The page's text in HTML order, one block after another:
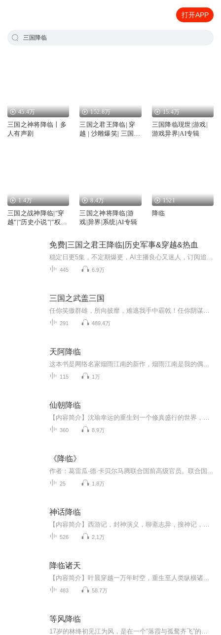
打开APP
三国降临
45.4万
三国之神将降临丨多
人有声剧
152.8万
三国之君王降临| 穿
越 | 沙雕爆笑| 三国演
15.4万
三国降临现世|游戏|
游戏异界|AI专辑
1.4万
三国之战神降临|"穿
越"|"历史小说"|"权
8.4万
三国之神将降临|游
戏|异界|系统|AI专辑
1521
降临
免费|三国之君王降临|历史军事&穿越&热血
445 6.9万
三国之武盖三国
291 489.4万
天阿降临
115 1万
仙朝降临
360 8.9万
《降临》
25 1.8万
神话降临
526 2.1万
降临诸天
483 58.7万
等风降临